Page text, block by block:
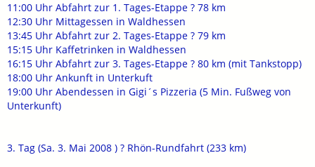
11:00 Uhr Abfahrt zur 1. Tages-Etappe ? 78 km
12:30 Uhr Mittagessen in Waldhessen
13:45 Uhr Abfahrt zur 2. Tages-Etappe ? 79 km
15:15 Uhr Kaffetrinken in Waldhessen
16:15 Uhr Abfahrt zur 3. Tages-Etappe ? 80 km (mit Tankstopp)
18:00 Uhr Ankunft in Unterkuft
19:00 Uhr Abendessen in Gigi´s Pizzeria (5 Min. Fußweg von
Unterkunft)
3. Tag (Sa. 3. Mai 2008 ) ? Rhön-Rundfahrt (233 km)